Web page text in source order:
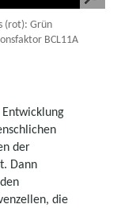
(rot): Grün
BCL11A
der
Dann
die